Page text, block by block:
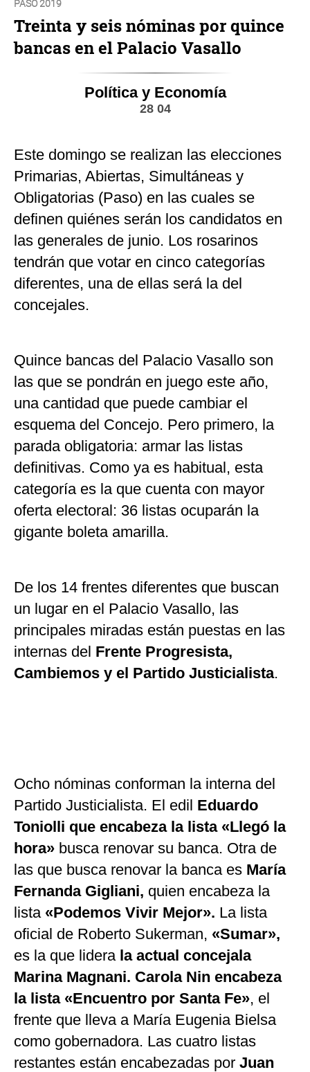
PASO 2019
Treinta y seis nóminas por quince
bancas en el Palacio Vasallo
Política y Economía
28 04
Este domingo se realizan las elecciones
Primarias, Abiertas, Simultáneas y
Obligatorias (Paso) en las cuales se
definen quiénes serán los candidatos en
las generales de junio. Los rosarinos
tendrán que votar en cinco categorías
diferentes, una de ellas será la del
concejales.
Quince bancas del Palacio Vasallo son
las que se pondrán en juego este año,
una cantidad que puede cambiar el
esquema del Concejo. Pero primero, la
parada obligatoria: armar las listas
definitivas. Como ya es habitual, esta
categoría es la que cuenta con mayor
oferta electoral: 36 listas ocuparán la
gigante boleta amarilla.
De los 14 frentes diferentes que buscan
un lugar en el Palacio Vasallo, las
principales miradas están puestas en las
internas del Frente Progresista,
Cambiemos y el Partido Justicialista.
Ocho nóminas conforman la interna del
Partido Justicialista. El edil Eduardo
Toniolli que encabeza la lista «Llegó la
hora» busca renovar su banca. Otra de
las que busca renovar la banca es María
Fernanda Gigliani, quien encabeza la
lista «Podemos Vivir Mejor». La lista
oficial de Roberto Sukerman, «Sumar»,
es la que lidera la actual concejala
Marina Magnani. Carola Nin encabeza
la lista «Encuentro por Santa Fe», el
frente que lleva a María Eugenia Bielsa
como gobernadora. Las cuatro listas
restantes están encabezadas por Juan